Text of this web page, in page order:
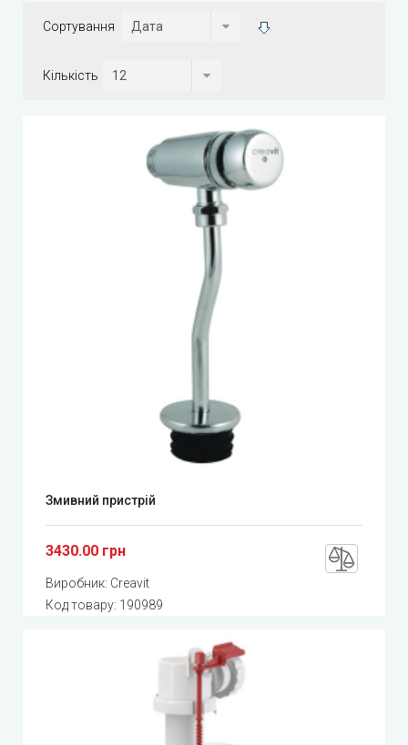
Сортування
Кількість
Змивний пристрій
3430.00 грн
Виробник: Creavit
Код товару: 190989